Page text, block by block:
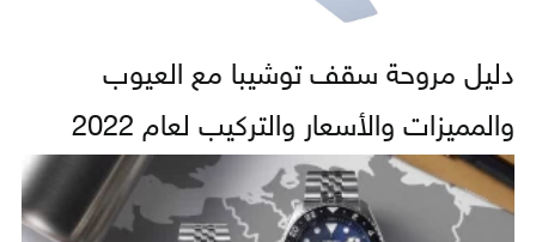
دليل مروحة سقف توشيبا مع العيوب
والمميزات والأسعار والتركيب لعام 2022